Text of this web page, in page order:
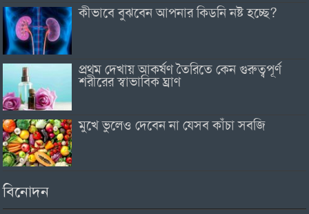
কীভাবে বুঝবেন আপনার কিডনি নষ্ট হচ্ছে?
প্রথম দেখায় আকর্ষণ তৈরিতে কেন গুরুত্বপূর্ণ
শরীরের স্বাভাবিক ঘ্রাণ
মুখে ভুলেও দেবেন না যেসব কাঁচা সবজি
বিনোদন